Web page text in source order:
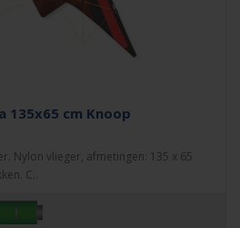
135x65 cm Knoop
Nylon vlieger, afmetingen: 135 x 65
C..